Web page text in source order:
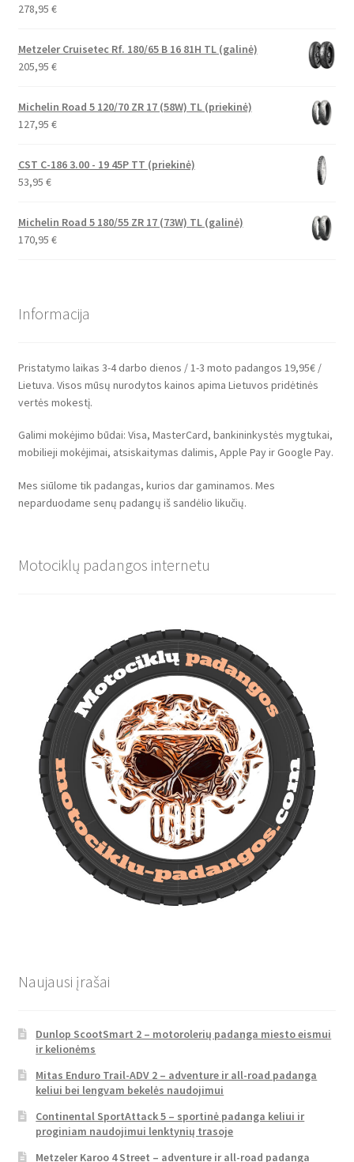
278,95 €
Metzeler Cruisetec Rf. 180/65 B 16 81H TL (galinė)
205,95 €
Michelin Road 5 120/70 ZR 17 (58W) TL (priekinė)
127,95 €
CST C-186 3.00 - 19 45P TT (priekinė)
53,95 €
Michelin Road 5 180/55 ZR 17 (73W) TL (galinė)
170,95 €
Informacija
Pristatymo laikas 3-4 darbo dienos / 1-3 moto padangos 19,95€ /
Lietuva. Visos mūsų nurodytos kainos apima Lietuvos pridėtinės
vertės mokestį.
Galimi mokėjimo būdai: Visa, MasterCard, bankininkystės mygtukai,
mobilieji mokėjimai, atsiskaitymas dalimis, Apple Pay ir Google Pay.
Mes siūlome tik padangas, kurios dar gaminamos. Mes
neparduodame senų padangų iš sandėlio likučių.
Motociklų padangos internetu
Naujausi įrašai
Dunlop ScootSmart 2 – motorolerių padanga miesto eismui
ir kelionėms
Mitas Enduro Trail-ADV 2 – adventure ir all-road padanga
keliui bei lengvam bekelės naudojimui
Continental SportAttack 5 – sportinė padanga keliui ir
proginiam naudojimui lenktynių trasoje
Metzeler Karoo 4 Street – adventure ir all-road padanga